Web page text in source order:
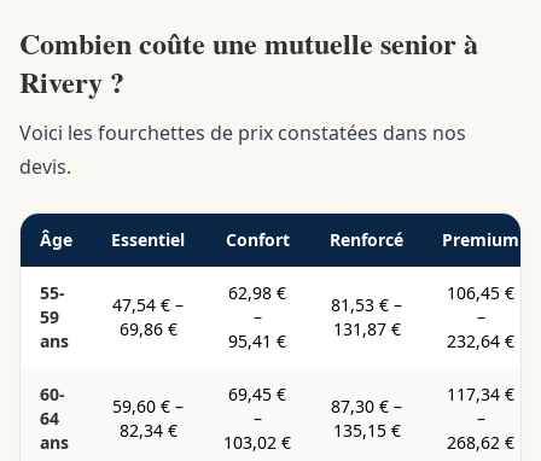
Combien coûte une mutuelle senior à
Rivery ?
Voici les fourchettes de prix constatées dans nos
devis.
Âge Essentiel Confort Renforcé Premium
55-
59
ans
47,54 € –
69,86 €
62,98 €
–
95,41 €
81,53 € –
131,87 €
106,45 €
–
232,64 €
60-
64
ans
59,60 € –
82,34 €
69,45 €
–
103,02 €
87,30 € –
135,15 €
117,34 €
–
268,62 €